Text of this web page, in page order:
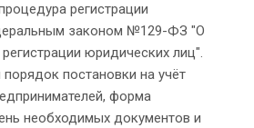
регистрации
законом №129-ФЗ "О
юридических лиц".
постановки на учёт
форма
необходимых документов и